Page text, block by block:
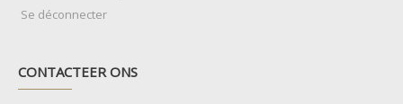
Se déconnecter
CONTACTEER ONS